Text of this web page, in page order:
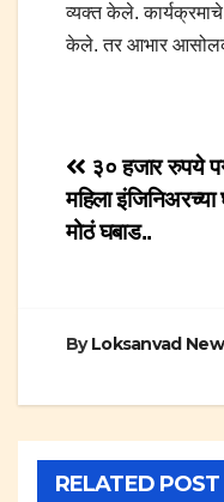
व्यक्त केले.
केले. तर आभार
Post
३० हजार रुपये
महिला
मोठं घबाड..
ByLoksanvad
RELATED POST